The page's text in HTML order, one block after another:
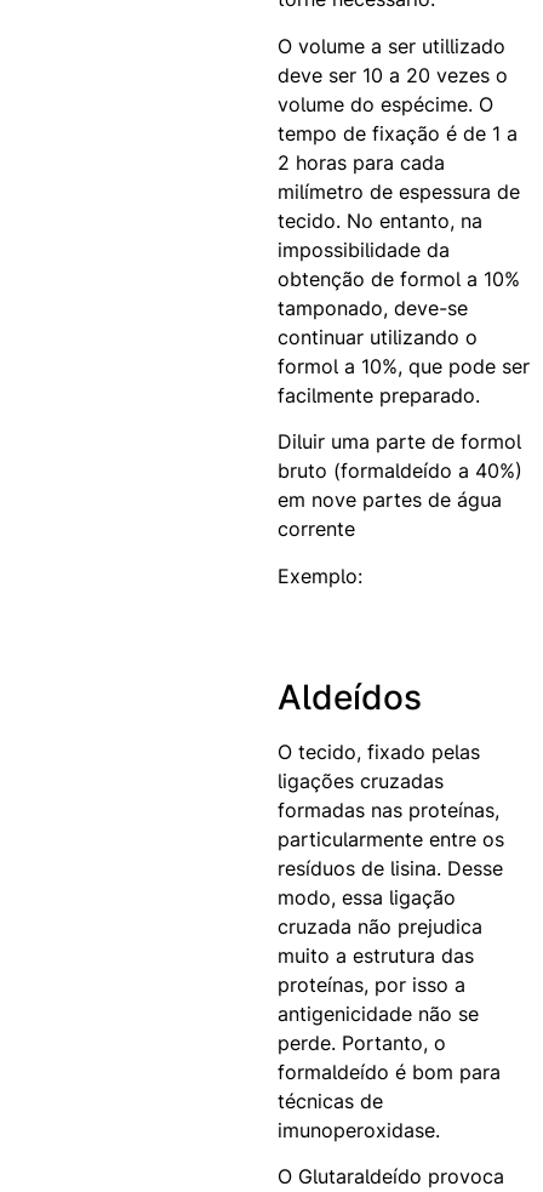
O volume a ser utillizado
deve ser 10 a 20 vezes o
volume do espécime. O
tempo de fixação é de 1 a
2 horas para cada
milímetro de espessura de
tecido. No entanto, na
impossibilidade da
obtenção de formol a 10%
tamponado, deve-se
continuar utilizando o
formol a 10%, que pode ser
facilmente preparado.
Diluir uma parte de formol
bruto (formaldeído a 40%)
em nove partes de água
corrente
Exemplo:
Aldeídos
O tecido, fixado pelas
ligações cruzadas
formadas nas proteínas,
particularmente entre os
resíduos de lisina. Desse
modo, essa ligação
cruzada não prejudica
muito a estrutura das
proteínas, por isso a
antigenicidade não se
perde. Portanto, o
formaldeído é bom para
técnicas de
imunoperoxidase.
O Glutaraldeído provoca